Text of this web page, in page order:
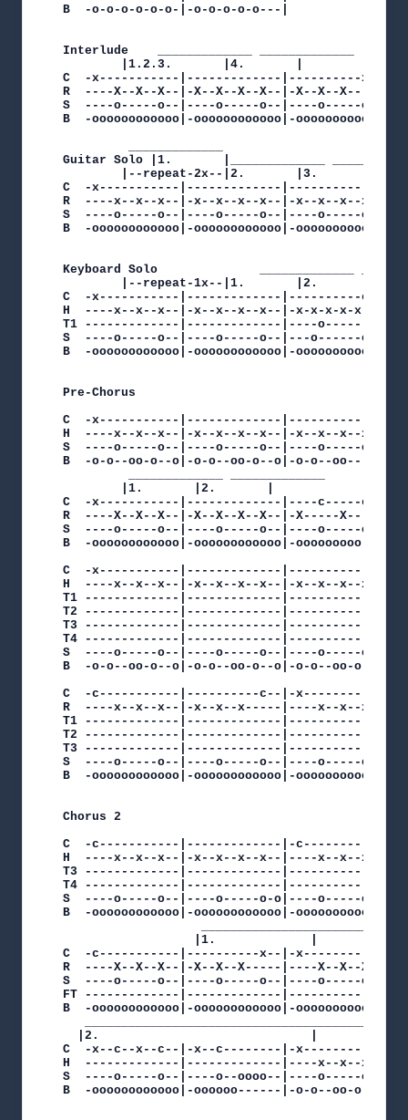
B  -o-o-o-o-o-o-|-o-o-o-o-o---|
Interlude	 _____________ _____________
C  -x-----------|-------------|----------x--|
R  ----X--X--X--|-X--X--X--X--|-X--X--X-----|
S  ----o-----o--|----o-----o--|----o-----o-o|
B  -oooooooooooo|-oooooooooooo|-oooooooooooo|
Guitar Solo	|1.	      |_____________ _____________
C  -x-----------|-------------|-------------|-
R  ----x--x--x--|-x--x--x--x--|-x--x--x--x--
S  ----o-----o--|----o-----o--|----o-----o--
B  -oooooooooooo|-oooooooooooo|-
Keyboard Solo		       _____________ _____________
C  -x-----------|-------------|----------c--|-
H  ----x--x--x--|-x--x--x--x--|-x-x-x-x-x---
T1 -------------|-------------|----o--------
S  ----o-----o--|----o-----o--|---o------o--
B  -oooooooooooo|-oooooooooooo|-
Pre-Chorus
C  -x-----------|-------------|-------------
H  ----x--x--x--|-x--x--x--x--|-x--x--x--x--|-
S  ----o-----o--|----o-----o--|----o-----o--
B  -o-o--oo-o--o|-o-o--oo-o--o|-o-o--oo----o|-
C  -x-----------|-------------|----c-----c--|
R  ----X--X--X--|-X--X--X--X--|-X-----X-----|
S  ----o-----o--|----o-----o--|----o-----o--|
B  -oooooooooooo|-oooooooooooo|-ooooooooo---|
C  -x-----------|-------------|-------------|-
H  ----x--x--x--|-x--x--x--x--|-x--x--x--x--
T1 -------------|-------------|-------------|--
T2 -------------|-------------|-------------
T3 -------------|-------------|-------------
T4 -------------|-------------|-------------
S  ----o-----o--|----o-----o--|----o-----o-
B  -o-o--oo-o--o|-o-o--oo-o--o|-o-o--oo-o---
C  -c-----------|----------c--|-x-----------
R  ----x--x--x--|-x--x--x-----|----x--x--x--
T1 -------------|-------------|-------------
T2 -------------|-------------|-------------
T3 -------------|-------------|-------------
S  ----o-----o--|----o-----o--|----o-----o-
B  -oooooooooooo|-oooooooooooo|-oooooooooooo|-
Chorus 2
C  -c-----------|-------------|-c-----------
H  ----x--x--x--|-x--x--x--x--|----x--x--x--
T3 -------------|-------------|-------------
T4 -------------|-------------|-------------
S  ----o-----o--|----o-----o-o|----o-----o-o|--
B  -oooooooooooo|-oooooooooooo|-oooooooooooo|-
C  -c-----------|----------x--|-x-----------
R  ----X--X--X--|-X--X--X-----|----X--X--X--|-
S  ----o-----o--|----o-----o--|----o-----o--
FT -------------|-------------|-------------
B  -oooooooooooo|-oooooooooooo|-oooooooooooo|-
  |2.							  |
C  -x--c--x--c--|-x--c--------|-x-----------
H  -------------|-------------|----x--x--x--|-
S  ----o-----o--|----o--oooo--|----o-----o--
B  -oooooooooooo|-oooooo------|-o-o--oo-o--